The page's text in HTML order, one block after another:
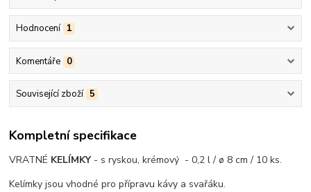
Hodnocení 1
Komentáře 0
Související zboží 5
Kompletní specifikace
VRATNÉ KELÍMKY- s ryskou, krémový - 0,2 l / ø 8 cm / 10 ks.
Kelímky jsou vhodné pro přípravu kávy a svařáku.